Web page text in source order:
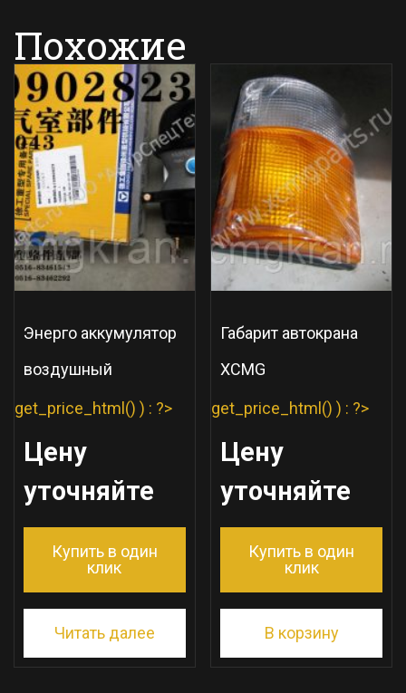
Похожие
Энерго аккумулятор
воздушный
get_price_html() ) : ?>
Цену
уточняйте
Купить в один
клик
Читать далее
Габарит автокрана
XCMG
get_price_html() ) : ?>
Цену
уточняйте
Купить в один
клик
В корзину